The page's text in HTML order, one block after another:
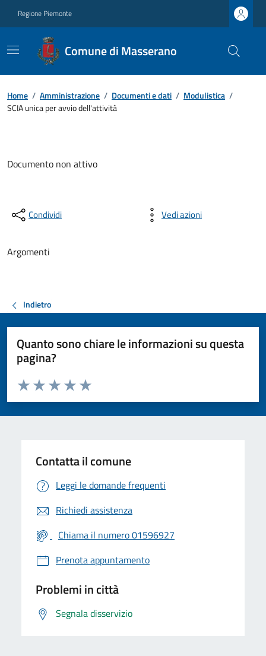
Regione Piemonte
Comune di Masserano
Home / Amministrazione / Documenti e dati / Modulistica /
SCIA unica per avvio dell'attività
Documento non attivo
Condividi Vedi azioni
Argomenti
Indietro
Quanto sono chiare le informazioni su questa
pagina?
Valuta da 1 a 5 stelle la pagina
Valuta 5 stelle su 5
Valuta 4 stelle su 5
Valuta 3 stelle su 5
Valuta 2 stelle su 5
Valuta 1 stelle su 5
Contatta il comune
Leggi le domande frequenti
Richiedi assistenza
Chiama il numero 01596927
Prenota appuntamento
Problemi in città
Segnala disservizio